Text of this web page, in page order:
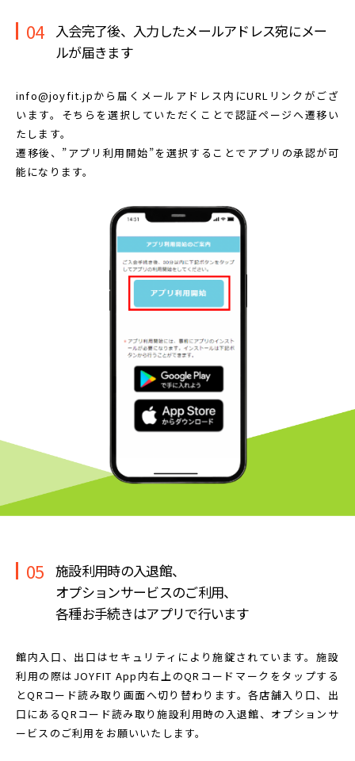
04 入会完了後、入力したメールアドレス宛にメー
ルが届きます
info@joyfit.jpから届くメールアドレス内にURLリンクがござ
います。 そちらを選択していただくことで認証ページへ遷移い
たします。
遷移後、”アプリ利用開始”を選択することで アプリの承認が可
能になります。
05 施設利用時の入退館、
オプションサービスのご利用、
各種お手続きはアプリで行います
館内入口、出口はセキュリティにより施錠されています。施設
利用の際はJOYFIT App内右上のQRコードマークをタップする
とQRコード読み取り画面へ切り替わります。各店舗入り口、出
口にあるQRコード読み取り施設利用時の入退館、オプションサ
ービスのご利用をお願いいたします。